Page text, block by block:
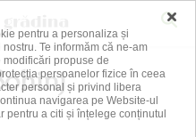
×
pentru a personaliza și
Te informăm că ne-am
propuse de
persoanelor fizice în ceea
personal și privind libera
navigarea pe Website-ul
pentru a citi și înțelege conținutul